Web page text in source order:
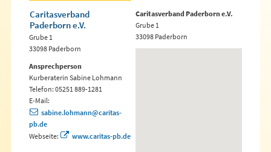
Caritasverband
Paderborn e.V.
Grube 1
33098 Paderborn
Ansprechperson
Kurberaterin Sabine Lohmann
Telefon: 05251 889-1281
E-Mail:
sabine.lohmann@caritas-
pb.de
Webseite:
www.caritas-pb.de
Caritasverband Paderborn e.V.
Grube 1
33098 Paderborn